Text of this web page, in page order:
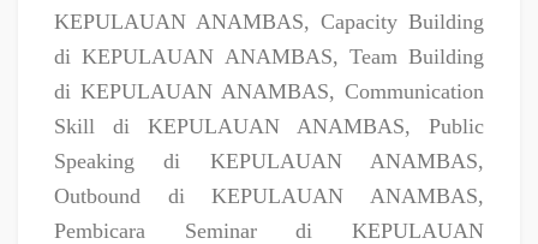
KEPULAUAN ANAMBAS, Capacity Building
di KEPULAUAN ANAMBAS, Team Building
di KEPULAUAN ANAMBAS, Communication
Skill di KEPULAUAN ANAMBAS, Public
Speaking di KEPULAUAN ANAMBAS,
Outbound di KEPULAUAN ANAMBAS,
Pembicara Seminar di KEPULAUAN